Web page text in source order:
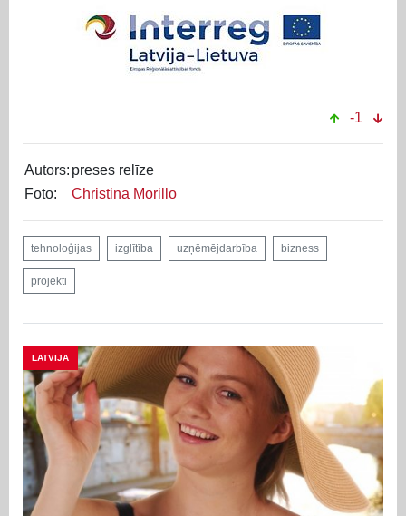
-1
Autors: preses relīze
Foto:
Christina Morillo
tehnoloģijas izglītība uzņēmējdarbība bizness
projekti
LATVIJA